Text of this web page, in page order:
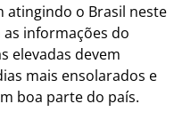
atingindo o Brasil neste
informações do
elevadas devem
mais ensolarados e
boa parte do país.